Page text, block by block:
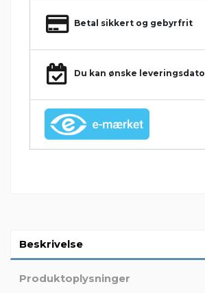
Betal sikkert og gebyrfrit
Du kan ønske leveringsdato
Beskrivelse
Produktoplysninger